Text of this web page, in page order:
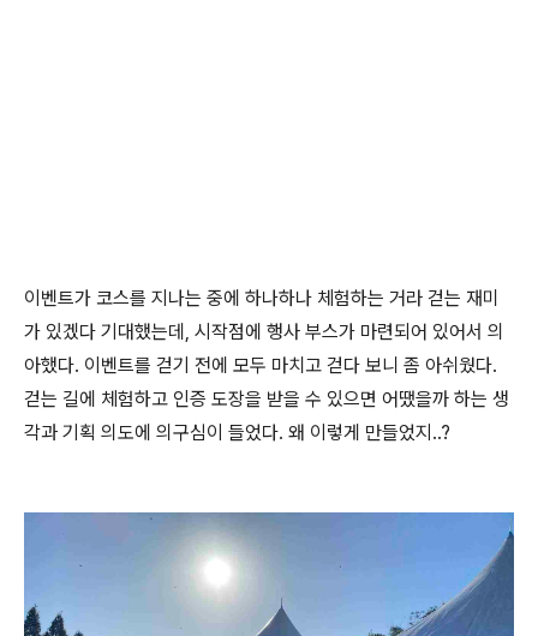
이벤트가 코스를 지나는 중에 하나하나 체험하는 거라 걷는 재미
가 있겠다 기대했는데, 시작점에 행사 부스가 마련되어 있어서 의
아했다. 이벤트를 걷기 전에 모두 마치고 걷다 보니 좀 아쉬웠다.
걷는 길에 체험하고 인증 도장을 받을 수 있으면 어땠을까 하는 생
각과 기획 의도에 의구심이 들었다. 왜 이렇게 만들었지..?